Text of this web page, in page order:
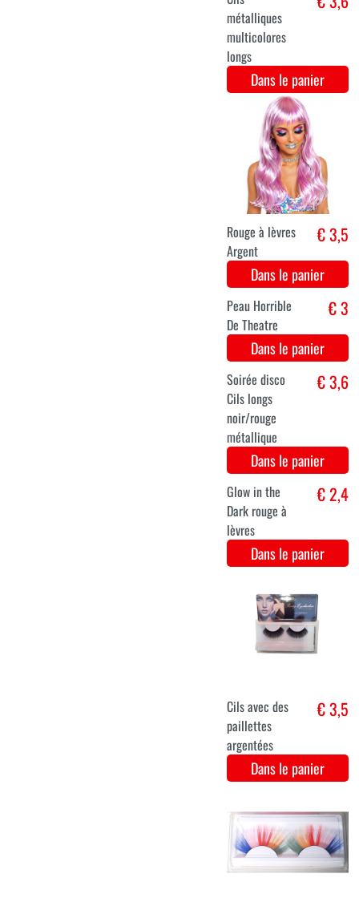
Cils
roses/noirs
€ 3,2
Dans le panier
Bouteille De
Sang En Gel
€ 2,6
Dans le panier
Rouge à lèvres
Or
€ 3,5
Dans le panier
Faux cils roses
€ 3,9
Cils
métalliques
€ 3,6